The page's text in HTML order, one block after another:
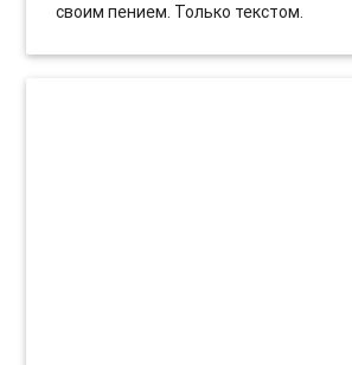
своим пением. Только текстом.